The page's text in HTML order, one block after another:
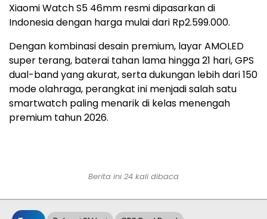
Xiaomi Watch S5 46mm resmi dipasarkan di
Indonesia dengan harga mulai dari Rp2.599.000.
Dengan kombinasi desain premium, layar AMOLED
super terang, baterai tahan lama hingga 21 hari, GPS
dual-band yang akurat, serta dukungan lebih dari 150
mode olahraga, perangkat ini menjadi salah satu
smartwatch paling menarik di kelas menengah
premium tahun 2026.
Berita ini 24 kali dibaca